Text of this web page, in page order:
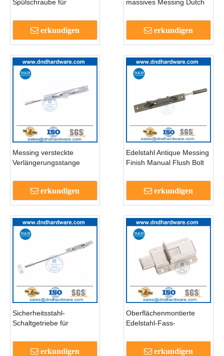
Spülschraube für
Tür-DDB008
erkundigen
massives Messing Dutch
DDB009
erkundigen
Messing versteckte
Verlängerungsstange
Flush Bolt-DDB010
erkundigen
Edelstahl Antique Messing
Finish Manual Flush Bolt
erkundigen
Sicherheitsstahl-
Schaltgetriebe für
DDB012-B
erkundigen
Oberflächenmontierte
Edelstahl-Fass-
Schlafzimmer Tür-DDB013
erkundigen